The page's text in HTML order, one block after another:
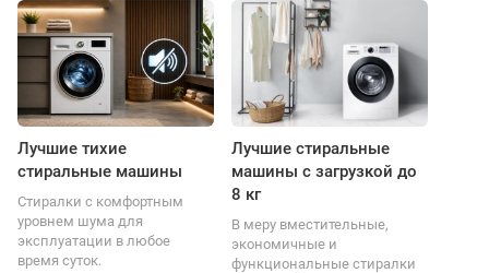
Лучшие тихие
стиральные машины
Стиралки с комфортным
уровнем шума для
эксплуатации в любое
время суток.
Лучшие стиральные
машины с загрузкой до
8 кг
В меру вместительные,
экономичные и
функциональные стиралки